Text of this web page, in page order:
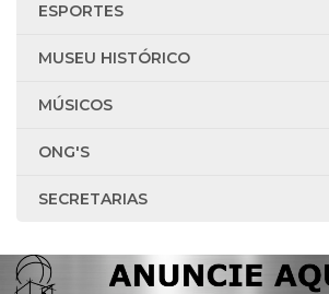
ESPORTES
MUSEU HISTÓRICO
MÚSICOS
ONG'S
SECRETARIAS